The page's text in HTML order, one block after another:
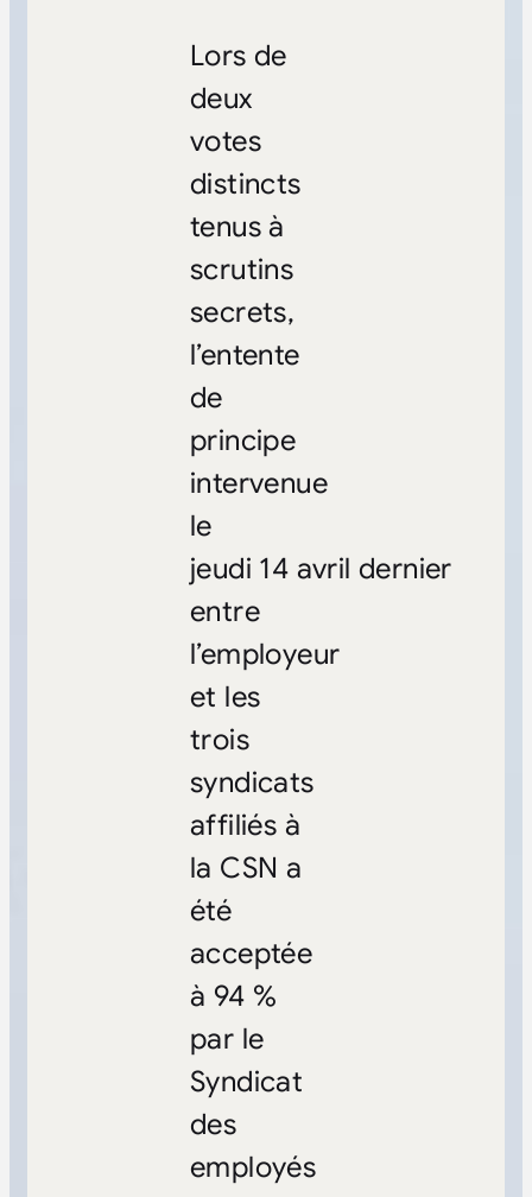
Lors de
deux
votes
distincts
tenus à
scrutins
secrets,
l’entente
de
principe
intervenue
le
jeudi 14 avril dernier
entre
l’employeur
et les
trois
syndicats
affiliés à
la CSN a
été
acceptée
à 94 %
par le
Syndicat
des
employés